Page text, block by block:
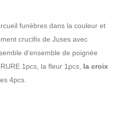
funèbres dans la couleur et
crucifix de Juses avec
d'ensemble de poignée
1pcs, la fleur 1pcs, la croix
4pcs.